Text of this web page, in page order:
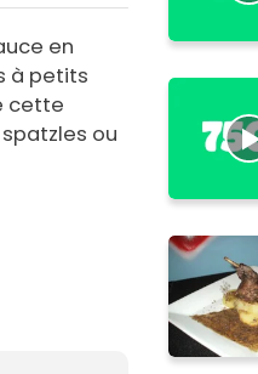
en
à petits
cette
ou